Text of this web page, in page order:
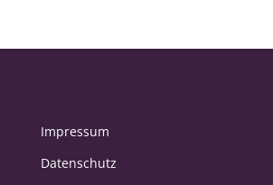
Impressum
Datenschutz